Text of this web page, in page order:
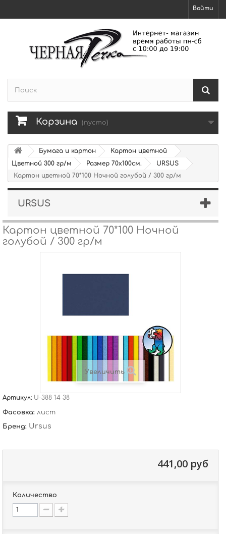
Войти
Корзина (пусто)
Бумага и картон
Картон цветной
Цветной 300 гр/м
Размер 70х100см.
URSUS
Картон цветной 70*100 Ночной голубой / 300 гр/м
URSUS
Картон цветной 70*100 Ночной
голубой / 300 гр/м
Увеличить
Артикул: U-388 14 38
Фасовка: лист
Бренд: Ursus
441,00 руб
Количество